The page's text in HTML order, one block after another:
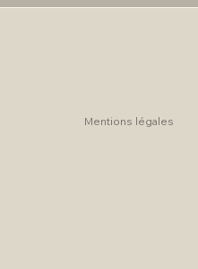
Mentions légales